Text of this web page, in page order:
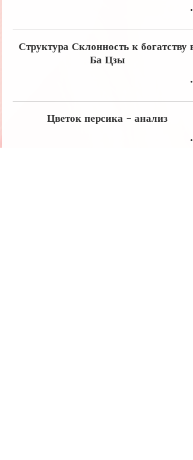
Структура Склонность к богатству в
Ба Цзы
Цветок персика - анализ